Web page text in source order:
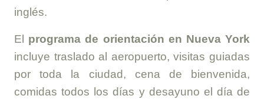
inglés.
El programa de orientación en Nueva York
incluye traslado al aeropuerto, visitas guiadas
por toda la ciudad, cena de bienvenida,
comidas todos los días y desayuno el día de